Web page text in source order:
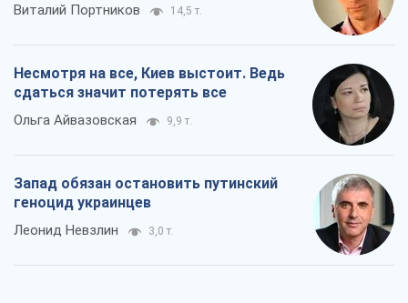
Виталий Портников 14,5 т.
Несмотря на все, Киев выстоит. Ведь
сдаться значит потерять все
Ольга Айвазовская 9,9 т.
Запад обязан остановить путинский
геноцид украинцев
Леонид Невзлин 3,0 т.